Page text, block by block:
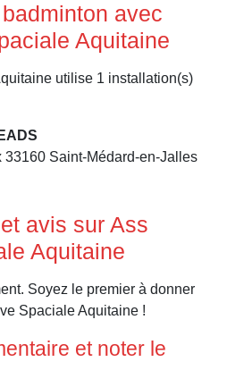
avec
Aquitaine
utilise 1 installation(s)
33160 Saint-Médard-en-Jalles
avis sur Ass
Aquitaine
Soyez le premier à donner
Spaciale Aquitaine !
et noter le